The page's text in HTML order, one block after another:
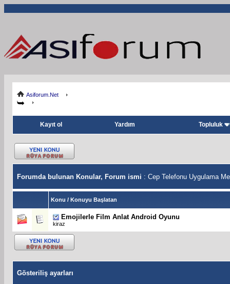
Asiforum.Net
Kayıt ol Yardım Topluluk
Forumda bulunan Konular, Forum ismi : Cep Telefonu Uygulama
Konu / Konuyu Başlatan
Emojilerle Film Anlat Android Oyunu
kiraz
Gösteriliş ayarları